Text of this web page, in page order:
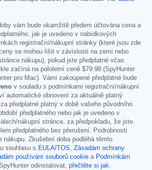
vám bude okamžitě předem účtována cena a
jak je uvedeno v nabídkových
registrační/nákupní stránky (které jsou zde
se mohou lišit v závislosti na zemi nebo
nákupu), pokud jste předplatné včas
začíná na pololetní ceně $79.98 (SpyHunter
pro Mac). Vámi zakoupené předplatné bude
v souladu s podmínkami registrační/nákupní
automatické obnovení za aktuálně platný
předplatné platný v době vašeho původního
předplatného nebo jak je uvedeno v
nákupní stránce, za předpokladu, že jste
předplatného bez přerušení. Podrobnosti
nákupu. Zkušební doba podléhá těmto
souhlasu s EULA/TOS, Zásadám ochrany
používání souborů cookie a Podmínkám
odinstalovat, přečtěte si jak.